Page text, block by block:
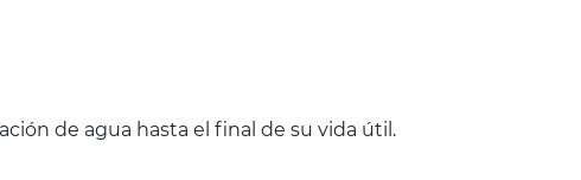
de agua hasta el final de su vida útil.